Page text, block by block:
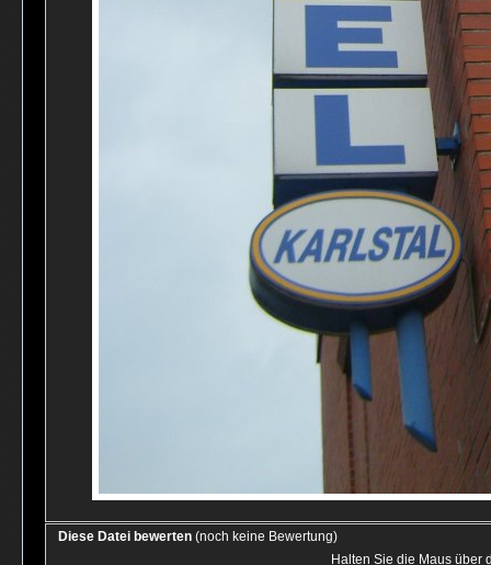
Diese Datei bewerten (noch keine Bewertung)
Halten Sie die Maus über